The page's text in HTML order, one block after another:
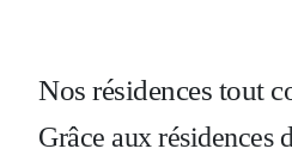
Nos résidences tout
Grâce aux résidences